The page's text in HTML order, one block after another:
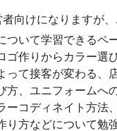
向けになりますが
ついて学習できるペ
ゴ作りからカラー選
って接客が変わる、
方、ユニフォームへ
ーコディネイト方法
り方などについて勉